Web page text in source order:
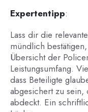
Expertentipp:
Lass dir die
mündlich
Übersicht der
Leistungsumfang.
dass Beteiligte
abgesichert zu
abdeckt. Ein